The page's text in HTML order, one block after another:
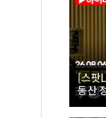
[스팟
동산
대토론